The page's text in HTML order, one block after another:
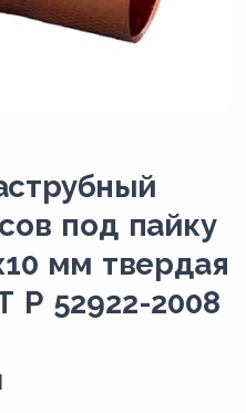
под пайку
мм твердая
Р 52922-2008